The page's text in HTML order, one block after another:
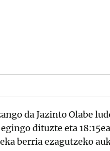
da Jazinto Olabe
dituzte eta
berria ezagutzeko